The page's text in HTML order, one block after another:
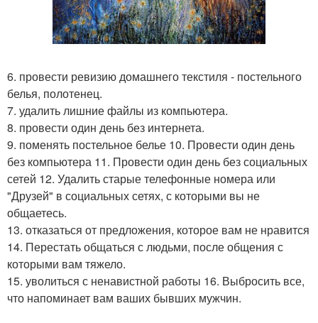
6. провести ревизию домашнего текстиля - постельного
белья, полотенец.
7. удалить лишние файлы из компьютера.
8. провести один день без интернета.
9. поменять постельное белье 10. Провести один день
без компьютера 11. Провести один день без социальных
сетей 12. Удалить старые телефонные номера или
"Друзей" в социальных сетях, с которыми вы не
общаетесь.
13. отказаться от предложения, которое вам не нравится
14. Перестать общаться с людьми, после общения с
которыми вам тяжело.
15. уволиться с ненавистной работы 16. Выбросить все,
что напоминает вам ваших бывших мужчин.